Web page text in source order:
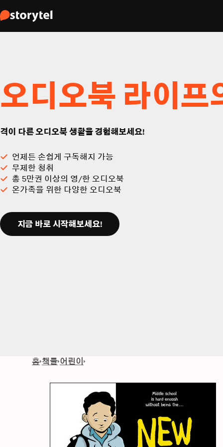
오디오북 라이프
격이 다른 오디오북 생활을 경험해보세요!
언제든 손쉽게 구독해지 가능
무제한 청취
총 5만권 이상의 영/한 오디오북
온가족을 위한 다양한 오디오북
지금 바로 시작해보세요!
홈 책들 어린이